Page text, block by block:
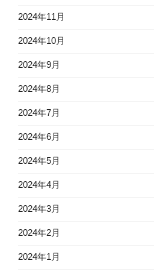
2024年11月
2024年10月
2024年9月
2024年8月
2024年7月
2024年6月
2024年5月
2024年4月
2024年3月
2024年2月
2024年1月